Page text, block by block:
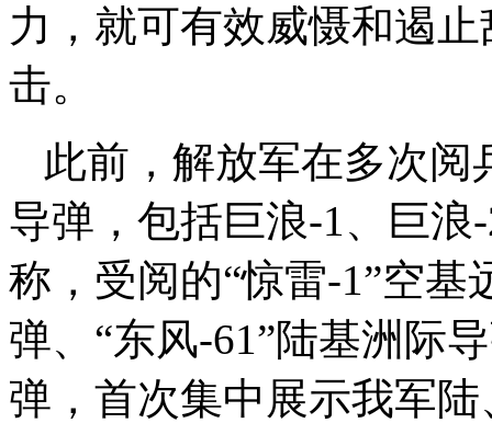
力，就可有效威慑和遏
击。
此前，解放军在多次阅
导弹，包括巨浪-1、巨
称，受阅的“惊雷-1”空基
弹、“东风-61”陆基洲际
弹，首次集中展示我军